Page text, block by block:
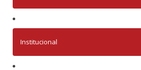
Institucional